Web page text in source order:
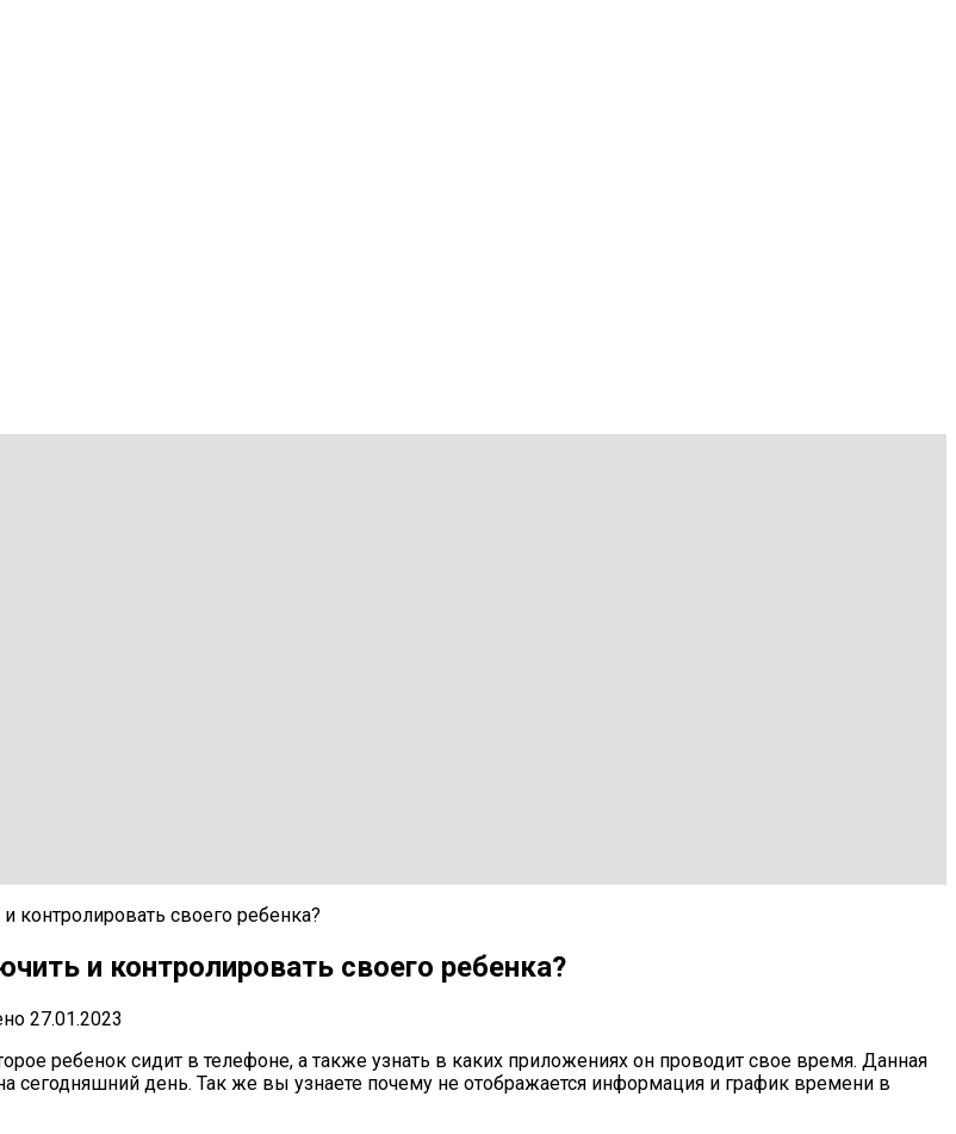
контролировать своего ребенка?
и контролировать своего ребенка?
27.01.2023
ребенок сидит в телефоне, а также узнать в каких приложениях он проводит свое время. Данная
сегодняшний день. Так же вы узнаете почему не отображается информация и график времени в